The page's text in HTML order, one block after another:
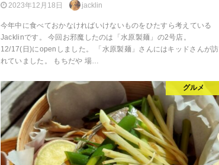
2023年12月18日 jacklin
今年中に食べておかなければいけないものをひたすら考えている
Jacklinです。 今回お邪魔したのは「水原製麺」の2号店。
12/17(日)にopenしました。 「水原製麺」さんにはキッドさんが訪
れていました。 もちだや 場…
グルメ